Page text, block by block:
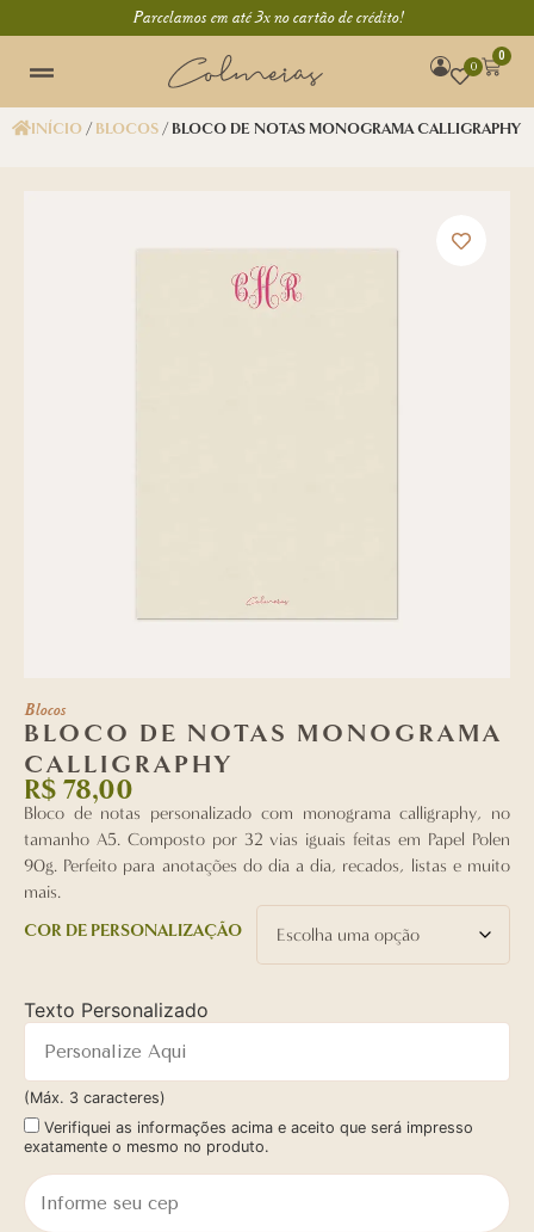
Parcelamos em até 3x no cartão de crédito!
0
0
INÍCIO/BLOCOS/ BLOCO DE NOTAS MONOGRAMA CALLIGRAPHY
Blocos
BLOCO DE NOTAS MONOGRAMA
CALLIGRAPHY
R$ 78,00
Bloco de notas personalizado com monograma calligraphy, no
tamanho A5. Composto por 32 vias iguais feitas em Papel Polen
90g. Perfeito para anotações do dia a dia, recados, listas e muito
mais.
COR DE PERSONALIZAÇÃO
Texto Personalizado
(Máx. 3 caracteres)
Verifiquei as informações acima e aceito que será impresso
exatamente o mesmo no produto.